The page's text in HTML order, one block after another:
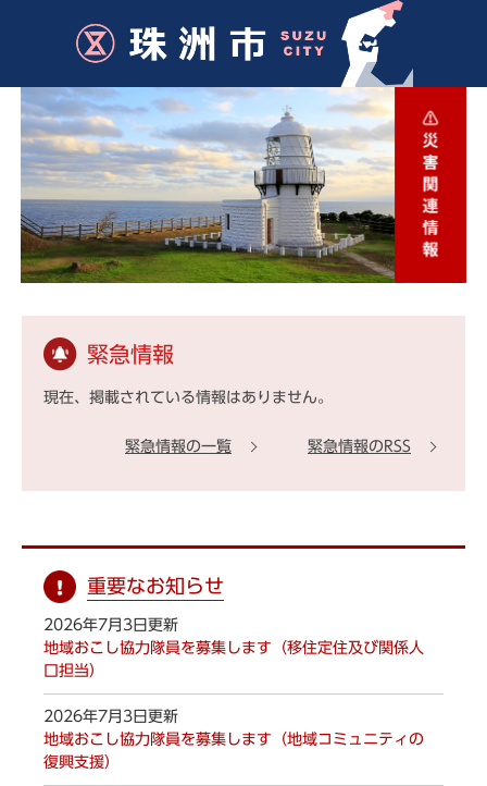
緊急情報
現在、掲載されている情報はありません。
緊急情報の一覧 緊急情報のRSS
重要なお知らせ
2026年7月3日更新
地域おこし協力隊員を募集します（移住定住及び関係人
口担当）
2026年7月3日更新
地域おこし協力隊員を募集します（地域コミュニティの
復興支援）